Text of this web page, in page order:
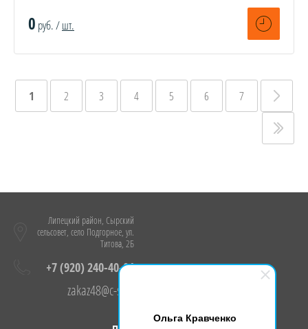
Ольга Кравченко
0 руб. /шт.
1 2 3 4 5 6 7
Липецкий район, Сырский
сельсовет, село Подгорное, ул.
Титова, 2Б
+7 (920) 240-40-04
zakaz48@c-s.su